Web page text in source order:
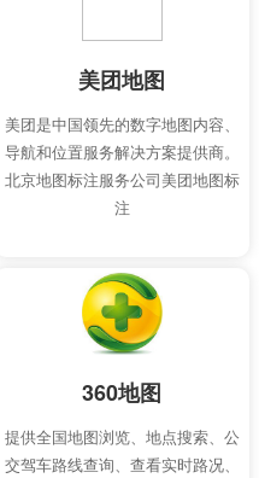
美团地图
美团是中国领先的数字地图内容、
导航和位置服务解决方案提供商。
北京地图标注服务公司美团地图标
注
360地图
提供全国地图浏览、地点搜索、公
交驾车路线查询、查看实时路况、